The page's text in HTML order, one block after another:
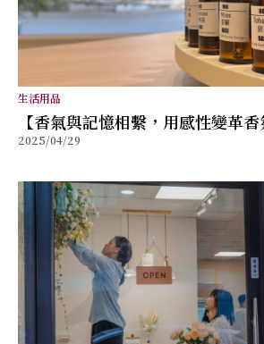
生活用品
【香氣與記憶相繫，用感性變革
湘十年香氛設計工作坊
2025/04/29